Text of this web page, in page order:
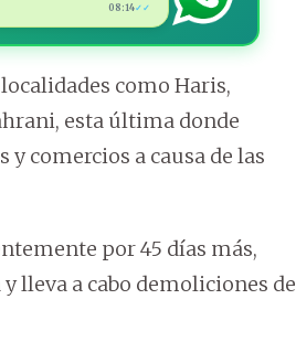
08:14✓✓
como Haris,
esta última donde
comercios a causa de las
por 45 días más,
lleva a cabo demoliciones de